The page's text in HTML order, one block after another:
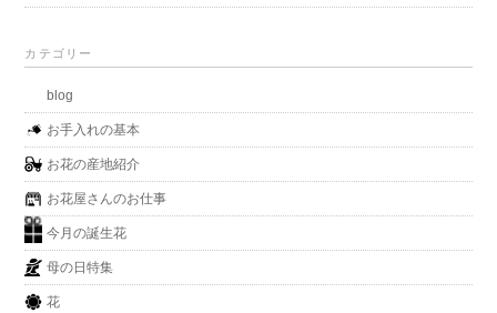
カテゴリー
blog
お手入れの基本
お花の産地紹介
お花屋さんのお仕事
今月の誕生花
母の日特集
花